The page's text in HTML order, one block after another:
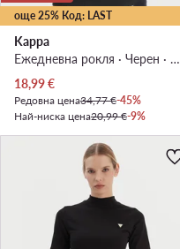
още 25% Код: LAST
Kappa
Ежедневна рокля · Черен · Мини
Актуална цена
18,99€
Редовна цена34,77 €-45%
Най-ниска цена20,99 €-9%